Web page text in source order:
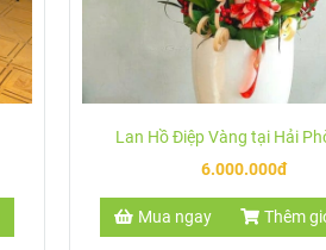
Lan Hồ Điệp Vàng tại Hải
6.000.000đ
Mua ngay Thêm